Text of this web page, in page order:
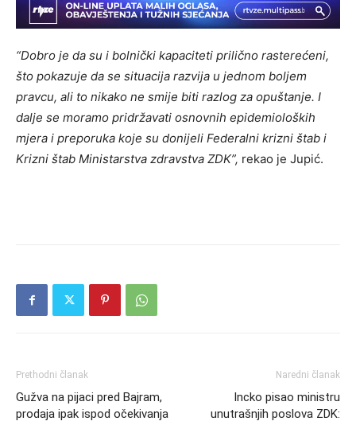
“Dobro je da su i bolnički kapaciteti prilično rasterećeni,
što pokazuje da se situacija razvija u jednom boljem
pravcu, ali to nikako ne smije biti razlog za opuštanje. I
dalje se moramo pridržavati osnovnih epidemioloških
mjera i preporuka koje su donijeli Federalni krizni štab i
Krizni štab Ministarstva zdravstva ZDK”, rekao je Jupić.
Prethodni članak
Gužva na pijaci pred Bajram,
prodaja ipak ispod očekivanja
Naredni članak
Incko pisao ministru
unutrašnjih poslova ZDK: